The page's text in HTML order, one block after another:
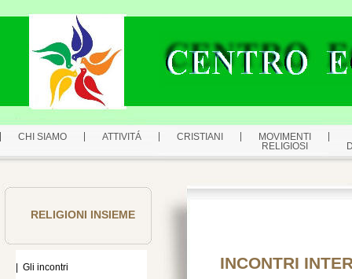
CHI SIAMO ATTIVITÁ CRISTIANI
MOVIMENTI
RELIGIOSI
RELIGIONI INSIEME
| Gli incontri
INCONTRI